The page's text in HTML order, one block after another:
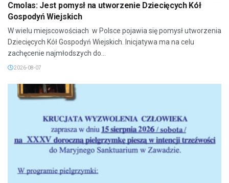
Cmolas: Jest pomysł na utworzenie Dziecięcych Kół
Gospodyń Wiejskich
W wielu miejscowościach w Polsce pojawia się pomysł utworzenia
Dziecięcych Kół Gospodyń Wiejskich. Inicjatywa ma na celu
zachęcenie najmłodszych do...
2026-08-07